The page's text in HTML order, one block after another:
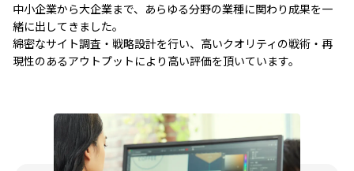
中小企業から大企業まで、あらゆる分野の業種に関わり成果を一
緒に出してきました。
綿密なサイト調査・戦略設計を行い、高いクオリティの戦術・再
現性のあるアウトプットにより高い評価を頂いています。